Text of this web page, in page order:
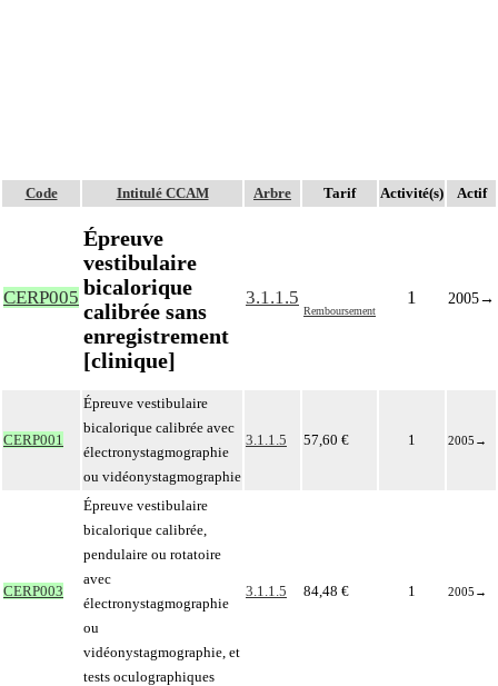
Code Intitulé CCAM Arbre Tarif Activité(s) Actif
CERP005
Épreuve
vestibulaire
bicalorique
calibrée sans
enregistrement
[clinique]
3.1.1.5
Remboursement
1 2005→
CERP001
Épreuve vestibulaire
bicalorique calibrée avec
électronystagmographie
ou vidéonystagmographie
3.1.1.5 57,60 € 1 2005 →
CERP003
Épreuve vestibulaire
bicalorique calibrée,
pendulaire ou rotatoire
avec
électronystagmographie
ou
vidéonystagmographie, et
tests oculographiques
3.1.1.5 84,48 € 1 2005 →